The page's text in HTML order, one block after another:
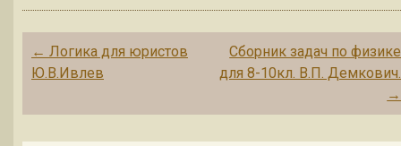
Post navigation
← Логика для юристов
Ю.В.Ивлев
Сборник задач по физике
для 8-10кл. В.П. Демкович.
→